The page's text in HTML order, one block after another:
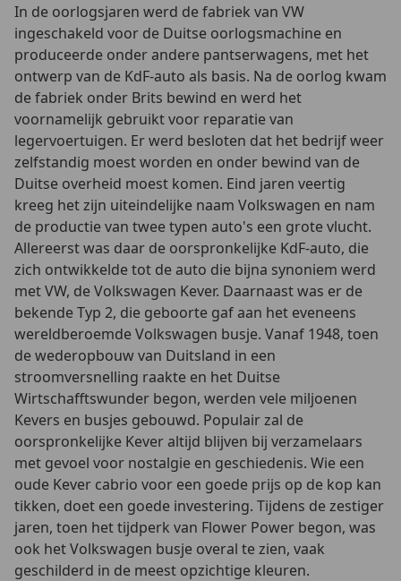
In de oorlogsjaren werd de fabriek van VW
ingeschakeld voor de Duitse oorlogsmachine en
produceerde onder andere pantserwagens, met het
ontwerp van de KdF-auto als basis. Na de oorlog kwam
de fabriek onder Brits bewind en werd het
voornamelijk gebruikt voor reparatie van
legervoertuigen. Er werd besloten dat het bedrijf weer
zelfstandig moest worden en onder bewind van de
Duitse overheid moest komen. Eind jaren veertig
kreeg het zijn uiteindelijke naam Volkswagen en nam
de productie van twee typen auto's een grote vlucht.
Allereerst was daar de oorspronkelijke KdF-auto, die
zich ontwikkelde tot de auto die bijna synoniem werd
met VW, de Volkswagen Kever. Daarnaast was er de
bekende Typ 2, die geboorte gaf aan het eveneens
wereldberoemde Volkswagen busje. Vanaf 1948, toen
de wederopbouw van Duitsland in een
stroomversnelling raakte en het Duitse
Wirtschafftswunder begon, werden vele miljoenen
Kevers en busjes gebouwd. Populair zal de
oorspronkelijke Kever altijd blijven bij verzamelaars
met gevoel voor nostalgie en geschiedenis. Wie een
oude Kever cabrio voor een goede prijs op de kop kan
tikken, doet een goede investering. Tijdens de zestiger
jaren, toen het tijdperk van Flower Power begon, was
ook het Volkswagen busje overal te zien, vaak
geschilderd in de meest opzichtige kleuren.